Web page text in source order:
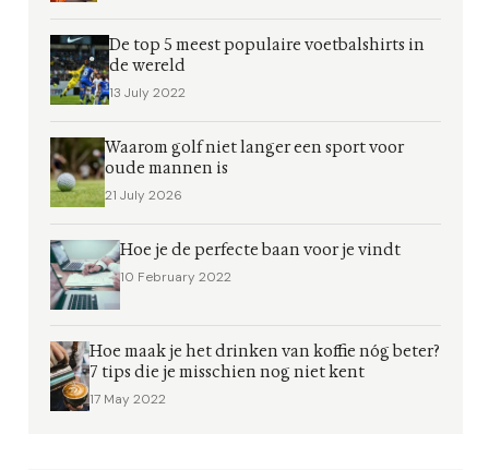
De top 5 meest populaire voetbalshirts in
de wereld
13 July 2022
Waarom golf niet langer een sport voor
oude mannen is
21 July 2026
Hoe je de perfecte baan voor je vindt
10 February 2022
Hoe maak je het drinken van koffie nóg beter?
7 tips die je misschien nog niet kent
17 May 2022